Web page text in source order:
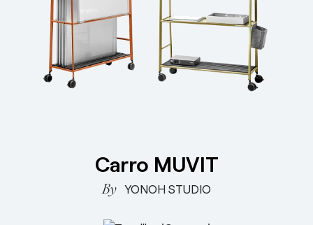
Responsabilidad social
Nuestros Showrooms
Empleo
esPattio
esPattio
Contacto
Carro MUVIT
YONOH STUDIO